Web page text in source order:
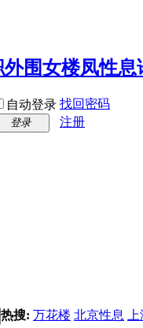
自动登录 找回密码
登录
注册
热搜: 万花楼 北京性息